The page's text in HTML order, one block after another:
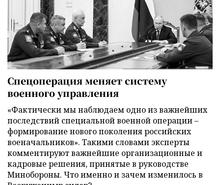
Спецоперация меняет систему
военного управления
«Фактически мы наблюдаем одно из важнейших
последствий специальной военной операции –
формирование нового поколения российских
военачальников». Такими словами эксперты
комментируют важнейшие организационные и
кадровые решения, принятые в руководстве
Минобороны. Что именно и зачем изменилось в